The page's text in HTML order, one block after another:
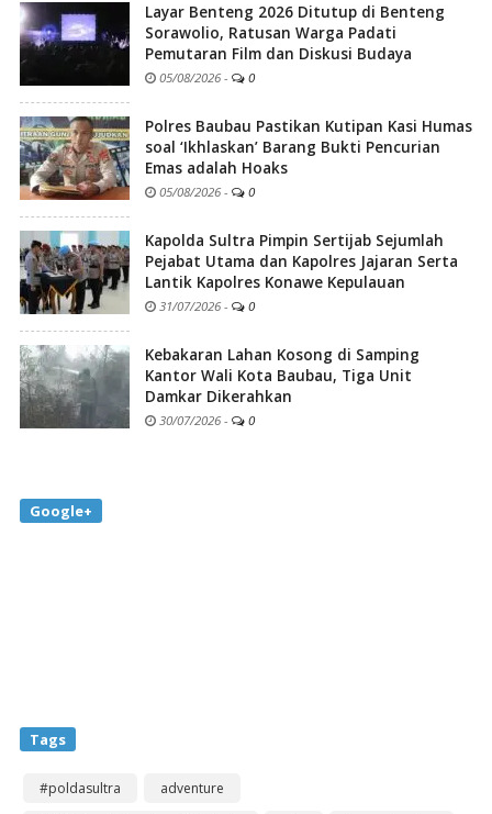
Layar Benteng 2026 Ditutup di Benteng
Sorawolio, Ratusan Warga Padati
Pemutaran Film dan Diskusi Budaya
05/08/2026 - 0
Polres Baubau Pastikan Kutipan Kasi Humas
soal ‘Ikhlaskan’ Barang Bukti Pencurian
Emas adalah Hoaks
05/08/2026 - 0
Kapolda Sultra Pimpin Sertijab Sejumlah
Pejabat Utama dan Kapolres Jajaran Serta
Lantik Kapolres Konawe Kepulauan
31/07/2026 - 0
Kebakaran Lahan Kosong di Samping
Kantor Wali Kota Baubau, Tiga Unit
Damkar Dikerahkan
30/07/2026 - 0
Google+
Tags
#poldasultra
adventure